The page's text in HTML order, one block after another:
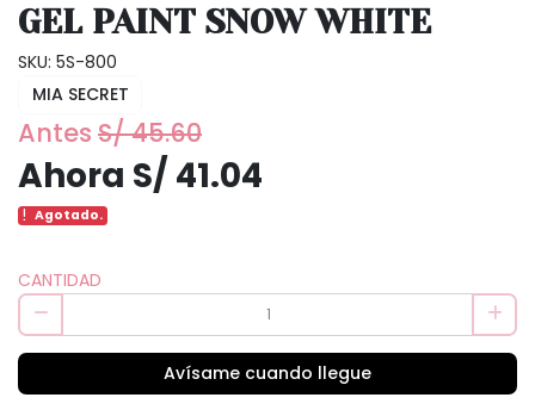
GEL PAINT SNOW WHITE
SKU: 5S-800
MIA SECRET
Antes S/ 45.60
Ahora S/ 41.04
Agotado.
CANTIDAD
Avísame cuando llegue